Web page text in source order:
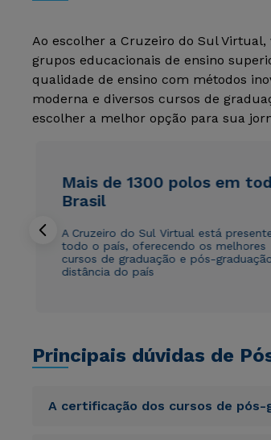
Ao escolher a Cruzeiro do Sul
grupos educacionais de ensino
qualidade de ensino com métodos
moderna e diversos cursos de
escolher a melhor opção para sua
Mais de 1300 polos em
Brasil
A Cruzeiro do Sul Virtual está
todo o país, oferecendo os melhores
cursos de graduação e pós-
distância do país
Principais dúvidas de
A certificação dos cursos de pós-